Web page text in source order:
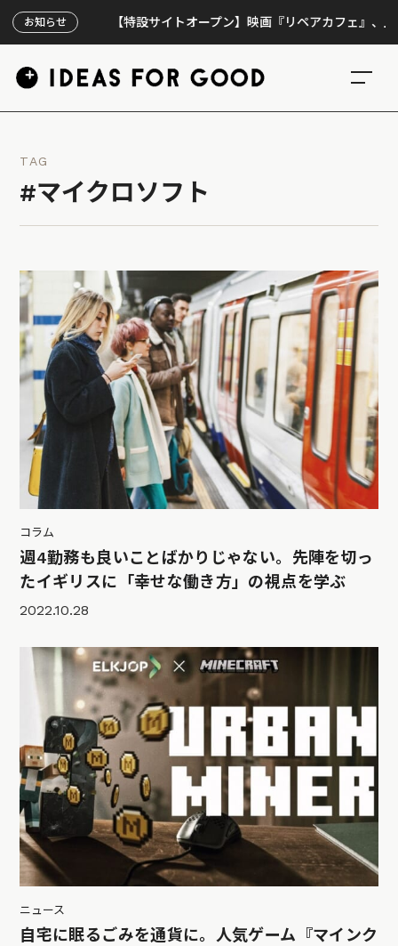
お知らせ【特設サイトオープン】映画『リペアカフェ』、上映300回
TAG
#マイクロソフト
コラム
週4勤務も良いことばかりじゃない。先陣を切っ
たイギリスに「幸せな働き方」の視点を学ぶ
2022.10.28
ニュース
自宅に眠るごみを通貨に。人気ゲーム『マインク